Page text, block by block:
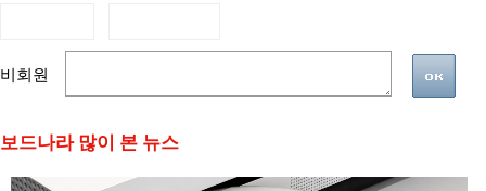
비회원
보드나라 많이 본 뉴스